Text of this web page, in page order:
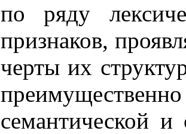
по ряду
признаков,
черты их
семантической и